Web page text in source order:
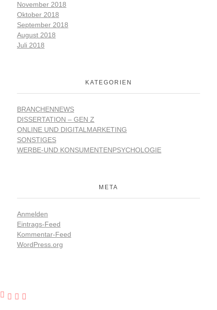
November 2018
Oktober 2018
September 2018
August 2018
Juli 2018
KATEGORIEN
BRANCHENNEWS
DISSERTATION – GEN Z
ONLINE UND DIGITALMARKETING
SONSTIGES
WERBE-UND KONSUMENTENPSYCHOLOGIE
META
Anmelden
Eintrags-Feed
Kommentar-Feed
WordPress.org